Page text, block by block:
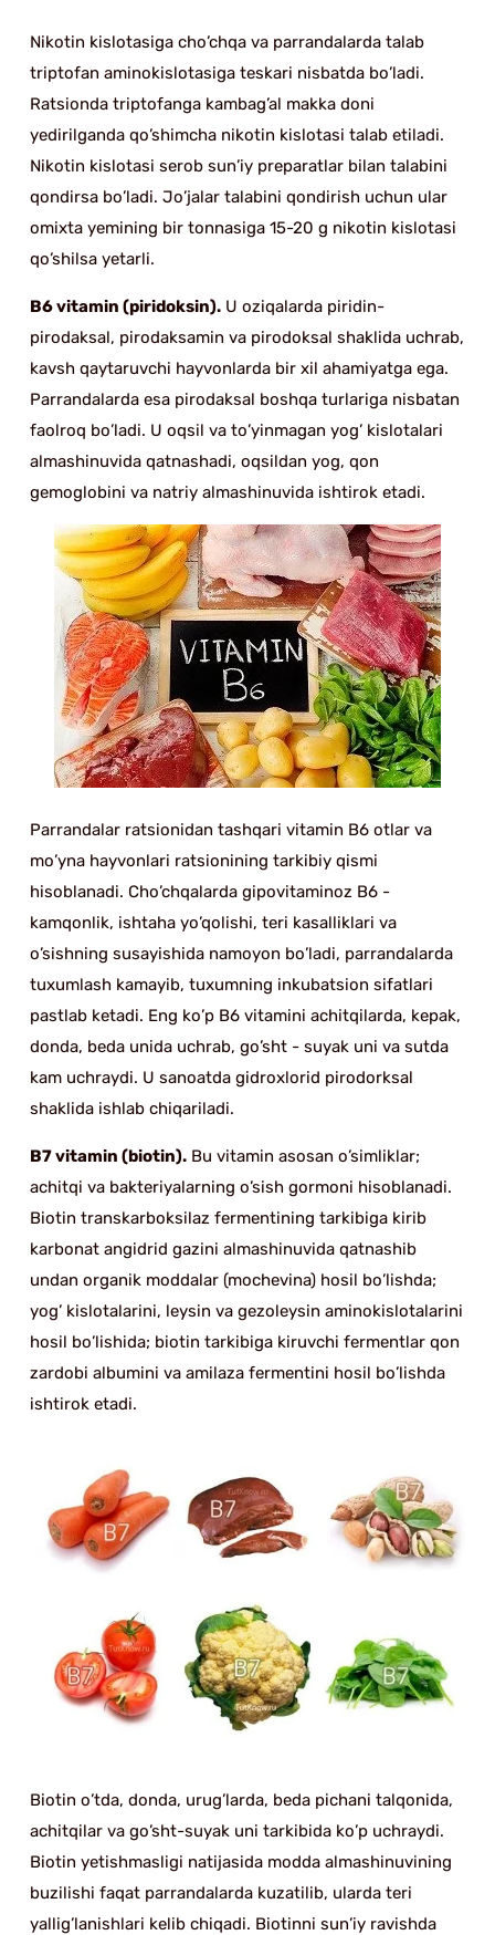
Nikotin kislotasiga cho’chqa va parrandalarda talab
triptofan aminokislotasiga teskari nisbatda bo’ladi.
Ratsionda triptofanga kambag’al makka doni
yedirilganda qo’shimcha nikotin kislotasi talab etiladi.
Nikotin kislotasi serob sun’iy preparatlar bilan talabini
qondirsa bo’ladi. Jo’jalar talabini qondirish uchun ular
omixta yemining bir tonnasiga 15-20 g nikotin kislotasi
qo’shilsa yetarli.
B6 vitamin (piridoksin).U oziqalarda piridin-
pirodaksal, pirodaksamin va pirodoksal shaklida uchrab,
kavsh qaytaruvchi hayvonlarda bir xil ahamiyatga ega.
Parrandalarda esa pirodaksal boshqa turlariga nisbatan
faolroq bo’ladi. U oqsil va to’yinmagan yog’ kislotalari
almashinuvida qatnashadi, oqsildan yog, qon
gemoglobini va natriy almashinuvida ishtirok etadi.
Parrandalar ratsionidan tashqari vitamin B6 otlar va
mo’yna hayvonlari ratsionining tarkibiy qismi
hisoblanadi. Cho’chqalarda gipovitaminoz B6 -
kamqonlik, ishtaha yo’qolishi, teri kasalliklari va
o’sishning susayishida namoyon bo’ladi, parrandalarda
tuxumlash kamayib, tuxumning inkubatsion sifatlari
pastlab ketadi. Eng ko’p B6 vitamini achitqilarda, kepak,
donda, beda unida uchrab, go’sht - suyak uni va sutda
kam uchraydi. U sanoatda gidroxlorid pirodorksal
shaklida ishlab chiqariladi.
B7 vitamin (biotin).Bu vitamin asosan o’simliklar;
achitqi va bakteriyalarning o’sish gormoni hisoblanadi.
Biotin transkarboksilaz fermentining tarkibiga kirib
karbonat angidrid gazini almashinuvida qatnashib
undan organik moddalar (mochevina) hosil bo’lishda;
yog’ kislotalarini, leysin va gezoleysin aminokislotalarini
hosil bo’lishida; biotin tarkibiga kiruvchi fermentlar qon
zardobi albumini va amilaza fermentini hosil bo’lishda
ishtirok etadi.
Biotin o’tda, donda, urug’larda, beda pichani talqonida,
achitqilar va go’sht-suyak uni tarkibida ko’p uchraydi.
Biotin yetishmasligi natijasida modda almashinuvining
buzilishi faqat parrandalarda kuzatilib, ularda teri
yallig’lanishlari kelib chiqadi. Biotinni sun’iy ravishda